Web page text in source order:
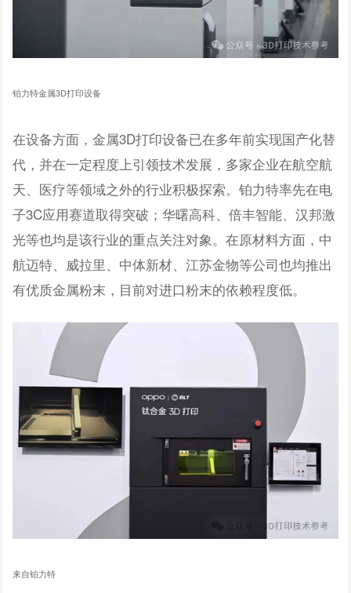
铂力特金属3D打印设备
在设备方面，金属3D打印设备已在多年前实现国产化替
代，并在一定程度上引领技术发展，多家企业在航空航
天、医疗等领域之外的行业积极探索。铂力特率先在电
子3C应用赛道取得突破；华曙高科、倍丰智能、汉邦激
光等也均是该行业的重点关注对象。在原材料方面，中
航迈特、威拉里、中体新材、江苏金物等公司也均推出
有优质金属粉末，目前对进口粉末的依赖程度低。
来自铂力特